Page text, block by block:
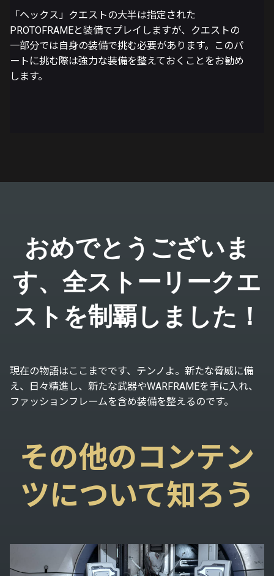
「ヘックス」クエストの大半は指定された
PROTOFRAMEと装備でプレイしますが、クエストの
一部分では自身の装備で挑む必要があります。このパ
ートに挑む際は強力な装備を整えておくことをお勧め
します。
おめでとうございま
す、全ストーリークエ
ストを制覇しました！
現在の物語はここまでです、テンノよ。新たな脅威に備
え、日々精進し、新たな武器やWARFRAMEを手に入れ、
ファッションフレームを含め装備を整えるのです。
その他のコンテン
ツについて知ろう